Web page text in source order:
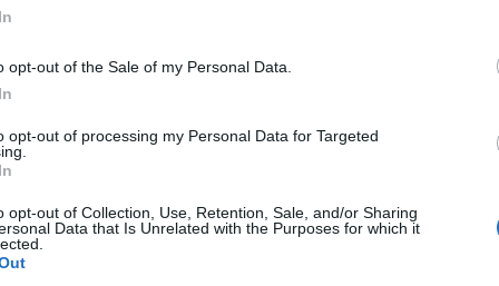
opt-out of the Sale of my Personal Data.
opt-out of processing my Personal Data for Targeted
opt-out of Collection, Use, Retention, Sale, and/or Sharing
Data that Is Unrelated with the Purposes for which it
lähtötasosta riippumatta, haluavat järjestäjät
voittajalle on luvassa 1000 euron
menestyjille tarjota. Tällä tavalla osoitamme
harjoittelusta jäädä jotain käteen myös
Kilpailureittejä on suunniteltu keväästä asti